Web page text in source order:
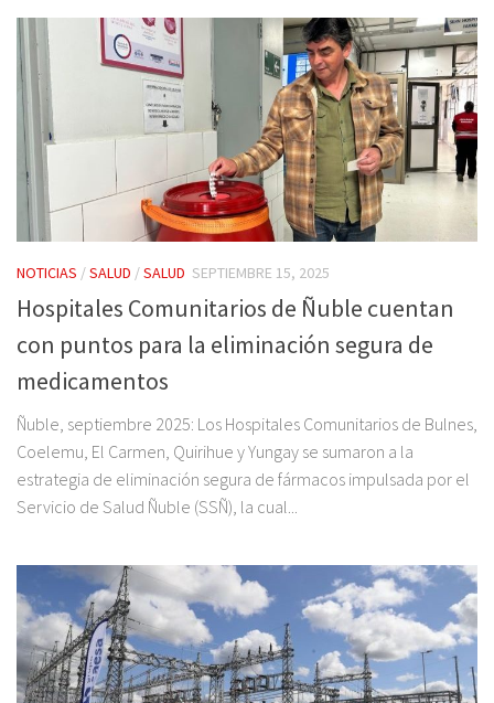
NOTICIAS /SALUD /SALUD SEPTIEMBRE 15, 2025
Hospitales Comunitarios de Ñuble cuentan
con puntos para la eliminación segura de
medicamentos
Ñuble, septiembre 2025: Los Hospitales Comunitarios de Bulnes,
Coelemu, El Carmen, Quirihue y Yungay se sumaron a la
estrategia de eliminación segura de fármacos impulsada por el
Servicio de Salud Ñuble (SSÑ), la cual...